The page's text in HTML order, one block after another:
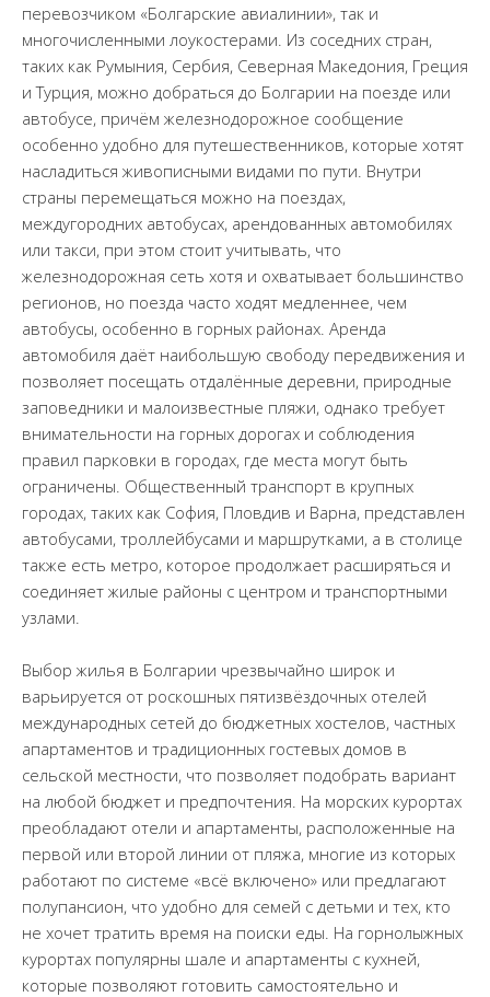
перевозчиком «Болгарские авиалинии», так и
многочисленными лоукостерами. Из соседних стран,
таких как Румыния, Сербия, Северная Македония, Греция
и Турция, можно добраться до Болгарии на поезде или
автобусе, причём железнодорожное сообщение
особенно удобно для путешественников, которые хотят
насладиться живописными видами по пути. Внутри
страны перемещаться можно на поездах,
междугородних автобусах, арендованных автомобилях
или такси, при этом стоит учитывать, что
железнодорожная сеть хотя и охватывает большинство
регионов, но поезда часто ходят медленнее, чем
автобусы, особенно в горных районах. Аренда
автомобиля даёт наибольшую свободу передвижения и
позволяет посещать отдалённые деревни, природные
заповедники и малоизвестные пляжи, однако требует
внимательности на горных дорогах и соблюдения
правил парковки в городах, где места могут быть
ограничены. Общественный транспорт в крупных
городах, таких как София, Пловдив и Варна, представлен
автобусами, троллейбусами и маршрутками, а в столице
также есть метро, которое продолжает расширяться и
соединяет жилые районы с центром и транспортными
узлами.
Выбор жилья в Болгарии чрезвычайно широк и
варьируется от роскошных пятизвёздочных отелей
международных сетей до бюджетных хостелов, частных
апартаментов и традиционных гостевых домов в
сельской местности, что позволяет подобрать вариант
на любой бюджет и предпочтения. На морских курортах
преобладают отели и апартаменты, расположенные на
первой или второй линии от пляжа, многие из которых
работают по системе «всё включено» или предлагают
полупансион, что удобно для семей с детьми и тех, кто
не хочет тратить время на поиски еды. На горнолыжных
курортах популярны шале и апартаменты с кухней,
которые позволяют готовить самостоятельно и